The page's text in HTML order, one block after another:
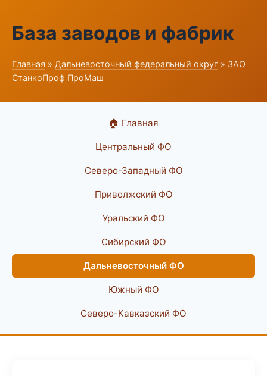
База заводов и фабрик
Главная » Дальневосточный федеральный округ » ЗАО
СтанкоПроф ПроМаш
🏠 Главная
Центральный ФО
Северо-Западный ФО
Приволжский ФО
Уральский ФО
Сибирский ФО
Дальневосточный ФО
Южный ФО
Северо-Кавказский ФО